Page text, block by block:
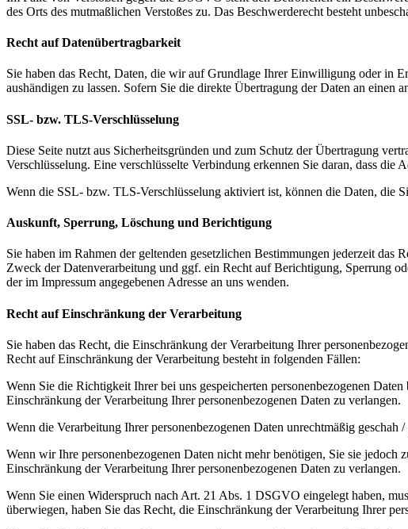
des Orts des mutmaßlichen Verstoßes zu. Das Beschwerderecht besteht
Recht auf Datenübertragbarkeit
Sie haben das Recht, Daten, die wir auf Grundlage Ihrer Einwilligung oder in
aushändigen zu lassen. Sofern Sie die direkte Übertragung der Daten an einen
SSL- bzw. TLS-Verschlüsselung
Diese Seite nutzt aus Sicherheitsgründen und zum Schutz der Übertragung
Verschlüsselung. Eine verschlüsselte Verbindung erkennen Sie daran, dass
Wenn die SSL- bzw. TLS-Verschlüsselung aktiviert ist, können die Daten, die
Auskunft, Sperrung, Löschung und Berichtigung
Sie haben im Rahmen der geltenden gesetzlichen Bestimmungen jederzeit
Zweck der Datenverarbeitung und ggf. ein Recht auf Berichtigung, Sperrung
der im Impressum angegebenen Adresse an uns wenden.
Recht auf Einschränkung der Verarbeitung
Sie haben das Recht, die Einschränkung der Verarbeitung Ihrer
Recht auf Einschränkung der Verarbeitung besteht in folgenden Fällen:
Wenn Sie die Richtigkeit Ihrer bei uns gespeicherten personenbezogenen
Einschränkung der Verarbeitung Ihrer personenbezogenen Daten zu verlangen.
Wenn die Verarbeitung Ihrer personenbezogenen Daten unrechtmäßig
Wenn wir Ihre personenbezogenen Daten nicht mehr benötigen, Sie sie
Einschränkung der Verarbeitung Ihrer personenbezogenen Daten zu verlangen.
Wenn Sie einen Widerspruch nach Art. 21 Abs. 1 DSGVO eingelegt haben,
überwiegen, haben Sie das Recht, die Einschränkung der Verarbeitung Ihrer